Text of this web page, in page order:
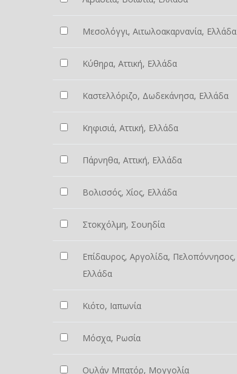
Μεσολόγγι, Αιτωλοακαρνανία, Ελλάδα
Κύθηρα, Αττική, Ελλάδα
Καστελλόριζο, Δωδεκάνησα, Ελλάδα
Κηφισιά, Αττική, Ελλάδα
Πάρνηθα, Αττική, Ελλάδα
Βολισσός, Χίος, Ελλάδα
Στοκχόλμη, Σουηδία
Επίδαυρος, Αργολίδα, Πελοπόννησος,
Ελλάδα
Κιότο, Ιαπωνία
Μόσχα, Ρωσία
Ουλάν Μπατόρ, Μογγολία